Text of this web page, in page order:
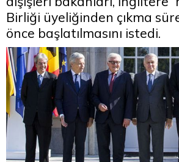
Birliği üyeliğinden çıkma
önce başlatılmasını istedi.